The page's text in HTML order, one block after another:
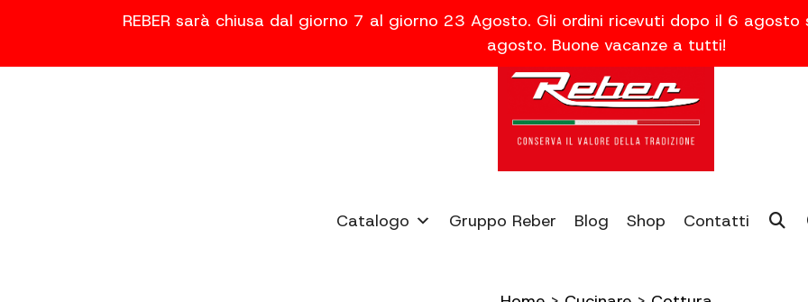
REBER sarà chiusa dal giorno 7 al giorno 23 Agosto. Gli ordini ricevuti dopo il 6
agosto. Buone vacanze a tutti!
Catalogo Gruppo Reber Blog Shop Contatti